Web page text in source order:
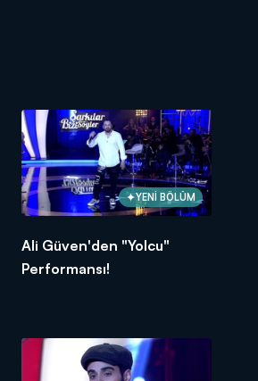
YENİ BÖLÜM
Ali Güven'den "Yolcu"
Performansı!